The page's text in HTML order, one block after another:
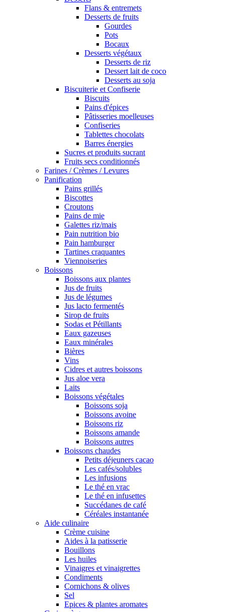
Flans & entremets
Desserts de fruits
Gourdes
Pots
Bocaux
Desserts végétaux
Desserts de riz
Dessert lait de coco
Desserts au soja
Biscuiterie et Confiserie
Biscuits
Pains d'épices
Pâtisseries moelleuses
Confiseries
Tablettes chocolats
Barres énergies
Sucres et produits sucrant
Fruits secs conditionnés
Farines / Crèmes / Levures
Panification
Pains grillés
Biscottes
Croutons
Pains de mie
Galettes riz/mais
Pain nutrition bio
Pain hamburger
Tartines craquantes
Viennoiseries
Boissons
Boissons aux plantes
Jus de fruits
Jus de légumes
Jus lacto fermentés
Sirop de fruits
Sodas et Pétillants
Eaux gazeuses
Eaux minérales
Bières
Vins
Cidres et autres boissons
Jus aloe vera
Laits
Boissons végétales
Boissons soja
Boissons avoine
Boissons riz
Boissons amande
Boissons autres
Boissons chaudes
Petits déjeuners cacao
Les cafés/solubles
Les infusions
Le thé en vrac
Le thé en infusettes
Succédanes de café
Céréales instantanée
Aide culinaire
Crème cuisine
Aides à la patisserie
Bouillons
Les huiles
Vinaigres et vinaigrettes
Condiments
Cornichons & olives
Sel
Epices & plantes aromates